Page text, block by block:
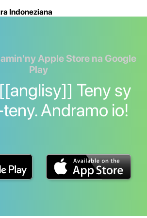
Indoneziana
Apple Store na Google
Play
Teny sy
Andramo io!